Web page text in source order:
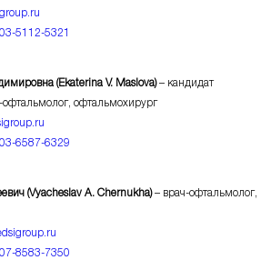
5112-5321
(Ekaterina V. Maslova)– кандидат
офтальмохирург
6587-6329
(Vyacheslav A. Chernukha)– врач-офтальмолог,
8583-7350